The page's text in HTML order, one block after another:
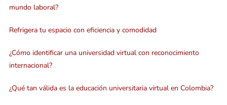
mundo laboral?
Refrigera tu espacio con eficiencia y comodidad
¿Cómo identificar una universidad virtual con reconocimiento
internacional?
¿Qué tan válida es la educación universitaria virtual en Colombia?